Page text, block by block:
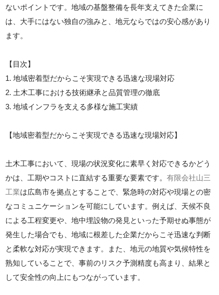
ないポイントです。地域の基盤整備を長年支えてきた企業に
は、大手にはない独自の強みと、地元ならではの安心感があり
ます。
【目次】
1. 地域密着型だからこそ実現できる迅速な現場対応
2. 土木工事における技術継承と品質管理の徹底
3. 地域インフラを支える多様な施工実績
【地域密着型だからこそ実現できる迅速な現場対応】
土木工事において、現場の状況変化に素早く対応できるかどう
かは、工期やコストに直結する重要な要素です。有限会社山三
工業は広島市を拠点とすることで、緊急時の対応や現場との密
なコミュニケーションを可能にしています。例えば、天候不良
による工程変更や、地中埋設物の発見といった予期せぬ事態が
発生した場合でも、地域に根差した企業だからこそ迅速な判断
と柔軟な対応が実現できます。また、地元の地質や気候特性を
熟知していることで、事前のリスク予測精度も高まり、結果と
して安全性の向上にもつながっています。